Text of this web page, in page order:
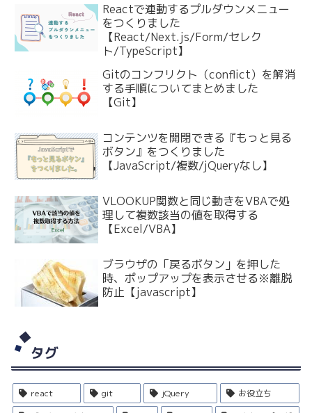
Reactで連動するプルダウンメニュー
をつくりました
【React/Next.js/Form/セレク
ト/TypeScript】
Gitのコンフリクト（conflict）を解消
する手順についてまとめました
【Git】
コンテンツを開閉できる『もっと見る
ボタン』をつくりました
【JavaScript/複数/jQueryなし】
VLOOKUP関数と同じ動きをVBAで処
理して複数該当の値を取得する
【Excel/VBA】
ブラウザの「戻るボタン」を押した
時、ポップアップを表示させる※離脱
防止【javascript】
タグ
react git jQuery
お役立ち